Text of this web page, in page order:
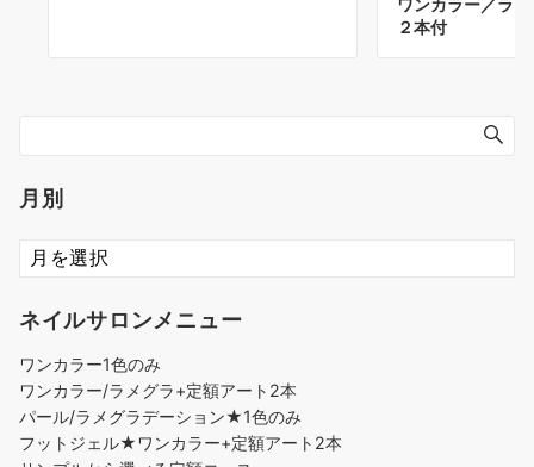
ワンカラー／ラ
２本付
月別
ネイルサロンメニュー
ワンカラー1色のみ
ワンカラー/ラメグラ+定額アート2本
パール/ラメグラデーション★1色のみ
フットジェル★ワンカラー+定額アート2本